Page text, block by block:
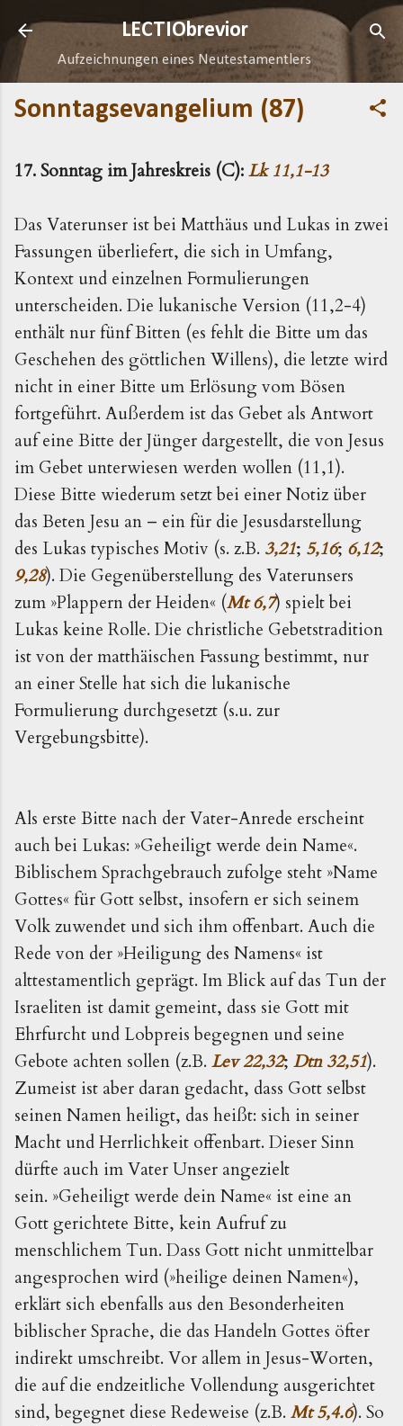
Direkt zum Hauptbereich
LECTIObrevior
Aufzeichnungen eines Neutestamentlers
Sonntagsevangelium (87)
17. Sonntag im Jahreskreis (C):Lk 11,1-13
Das Vaterunser ist bei Matthäus und Lukas in zwei
Fassungen überliefert, die sich in Umfang,
Kontext und einzelnen Formulierungen
unterscheiden. Die lukanische Version (11,2-4)
enthält nur fünf Bitten (es fehlt die Bitte um das
Geschehen des göttlichen Willens), die letzte wird
nicht in einer Bitte um Erlösung vom Bösen
fortgeführt. Außerdem ist das Gebet als Antwort
auf eine Bitte der Jünger dargestellt, die von Jesus
im Gebet unterwiesen werden wollen (11,1).
Diese Bitte wiederum setzt bei einer Notiz über
das Beten Jesu an – ein für die Jesusdarstellung
des Lukas typisches Motiv (s. z.B. 3,21; 5,16; 6,12;
9,28). Die Gegenüberstellung des Vaterunsers
zum »Plappern der Heiden« (Mt 6,7) spielt bei
Lukas keine Rolle. Die christliche Gebetstradition
ist von der matthäischen Fassung bestimmt, nur
an einer Stelle hat sich die lukanische
Formulierung durchgesetzt (s.u. zur
Vergebungsbitte).
Als erste Bitte nach der Vater-Anrede erscheint
auch bei Lukas: »Geheiligt werde dein Name«.
Biblischem Sprachgebrauch zufolge steht »Name
Gottes« für Gott selbst, insofern er sich seinem
Volk zuwendet und sich ihm offenbart. Auch die
Rede von der »Heiligung des Namens« ist
alttestamentlich geprägt. Im Blick auf das Tun der
Israeliten ist damit gemeint, dass sie Gott mit
Ehrfurcht und Lobpreis begegnen und seine
Gebote achten sollen (z.B. Lev 22,32; Dtn 32,51).
Zumeist ist aber daran gedacht, dass Gott selbst
seinen Namen heiligt, das heißt: sich in seiner
Macht und Herrlichkeit offenbart. Dieser Sinn
dürfte auch im Vater Unser angezielt
sein. »Geheiligt werde dein Name« ist eine an
Gott gerichtete Bitte, kein Aufruf zu
menschlichem Tun. Dass Gott nicht unmittelbar
angesprochen wird (»heilige deinen Namen«),
erklärt sich ebenfalls aus den Besonderheiten
biblischer Sprache, die das Handeln Gottes öfter
indirekt umschreibt. Vor allem in Jesus-Worten,
die auf die endzeitliche Vollendung ausgerichtet
sind, begegnet diese Redeweise (z.B. Mt 5,4.6). So